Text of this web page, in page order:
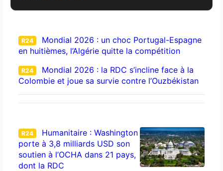
R24
Mondial 2026 : un choc Portugal-Espagne
en huitièmes, l’Algérie quitte la compétition
R24
Mondial 2026 : la RDC s’incline face à la
Colombie et joue sa survie contre l’Ouzbékistan
R24
Humanitaire : Washington
porte à 3,8 milliards USD son
soutien à l’OCHA dans 21 pays,
dont la RDC